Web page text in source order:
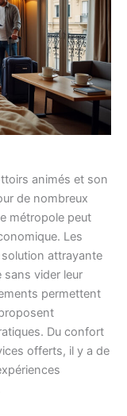
animés et son
de nombreux
métropole peut
Les
attrayante
sans vider leur
permettent
Du confort
offerts, il y a de